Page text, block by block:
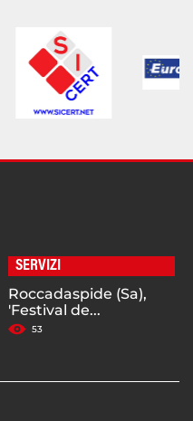
SERVIZI
Roccadaspide (Sa),
'Festival de...
53